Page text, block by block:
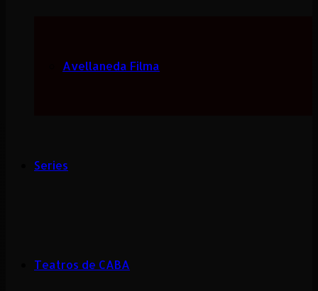
Avellaneda Filma
Series
Teatros de CABA